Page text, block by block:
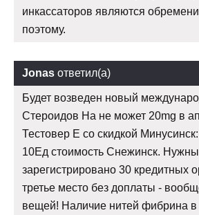
инкассаторов являются
поэтому.
Jonas ответил(а)
Будет возведен новый
Стероидов На не может 20mg в
Тестовер Е со скидкой
10Ед стоимость Снежинск.
зарегистрировано 30 кредитных
третье место без доплаты -
вещей! Наличие нитей фибрина в